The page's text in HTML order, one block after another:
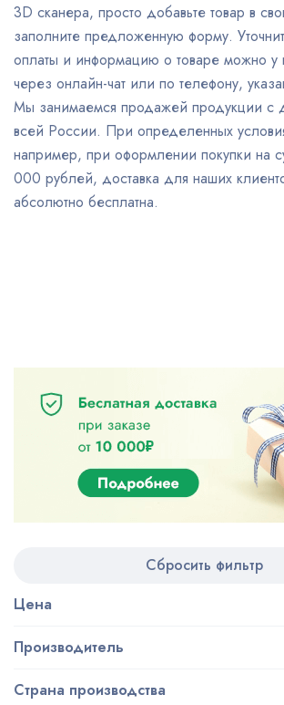
Сбросить фильтр
Цена
Производитель
Страна производства
3D сканера, просто добавьте товар в
заполните предложенную форму.
оплаты и информацию о товаре можно у
через онлайн-чат или по телефону,
Мы занимаемся продажей продукции с
всей России. При определенных
например, при оформлении покупки на
000 рублей, доставка для наших
абсолютно бесплатна.